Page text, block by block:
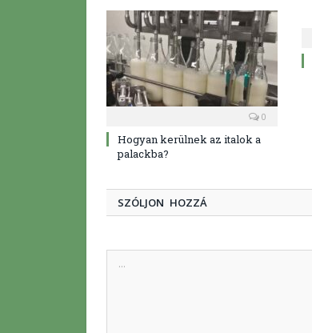
0
Hogyan kerülnek az italok a
palackba?
SZÓLJON HOZZÁ